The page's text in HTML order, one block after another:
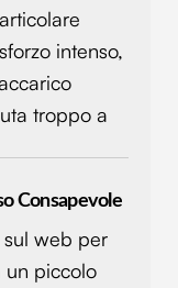
contenuti ed
inoltre
combinarle
o che hanno
intenso,
troppo a
Consapevole
sul web per
un piccolo